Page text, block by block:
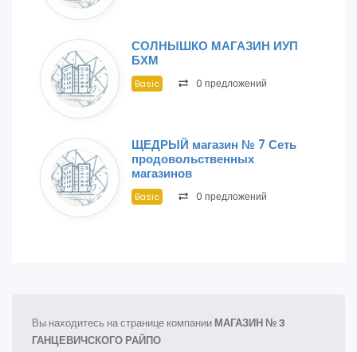
СОЛНЫШКО МАГАЗИН ИУП
БХМ
Basic 0 предложений
ЩЕДРЫЙ магазин № 7 Сеть
продовольственных
магазинов
Basic 0 предложений
Вы находитесь на странице компании МАГАЗИН № 3
ГАНЦЕВИЧСКОГО РАЙПО